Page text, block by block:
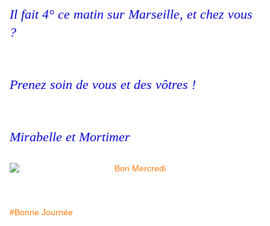
Il fait 4° ce matin sur Marseille, et chez vous
?
Prenez soin de vous et des vôtres !
Mirabelle et Mortimer
#Bonne Journée